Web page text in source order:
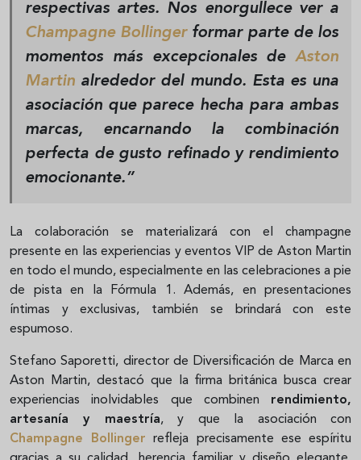
respectivas artes. Nos enorgullece ver a
Champagne Bollingerformar parte de los
momentos más excepcionales de Aston
Martin alrededor del mundo. Esta es una
asociación que parece hecha para ambas
marcas, encarnando la combinación
perfecta de gusto refinado y rendimiento
emocionante.”
La colaboración se materializará con el champagne
presente en las experiencias y eventos VIP de Aston Martin
en todo el mundo, especialmente en las celebraciones a pie
de pista en la Fórmula 1. Además, en presentaciones
íntimas y exclusivas, también se brindará con este
espumoso.
Stefano Saporetti, director de Diversificación de Marca en
Aston Martin, destacó que la firma británica busca crear
experiencias inolvidables que combinen rendimiento,
artesanía y maestría, y que la asociación con
Champagne Bollinger refleja precisamente ese espíritu